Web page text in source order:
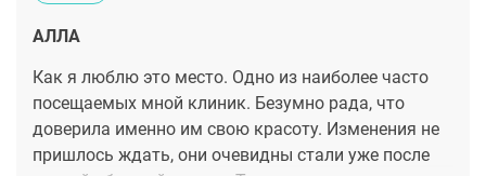
АЛЛА
Как я люблю это место. Одно из наиболее часто
посещаемых мной клиник. Безумно рада, что
доверила именно им свою красоту. Изменения не
пришлось ждать, они очевидны стали уже после